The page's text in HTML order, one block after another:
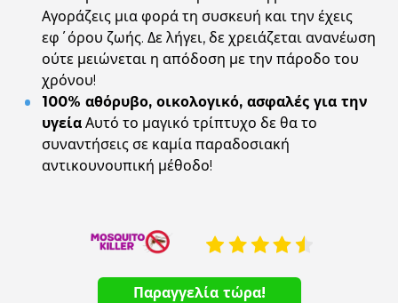
Αγοράζεις μια φορά τη συσκευή και την έχεις
εφ΄όρου ζωής. Δε λήγει, δε χρειάζεται ανανέωση
ούτε μειώνεται η απόδοση με την πάροδο του
χρόνου!
100% αθόρυβο, οικολογικό, ασφαλές για την
υγεία Αυτό το μαγικό τρίπτυχο δε θα το
συναντήσεις σε καμία παραδοσιακή
αντικουνουπική μέθοδο!
Παραγγελία τώρα!